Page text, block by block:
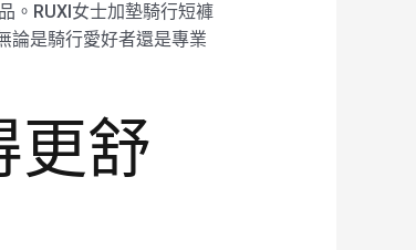
。RUXI女士加墊騎行短褲
論是騎行愛好者還是專業
舒